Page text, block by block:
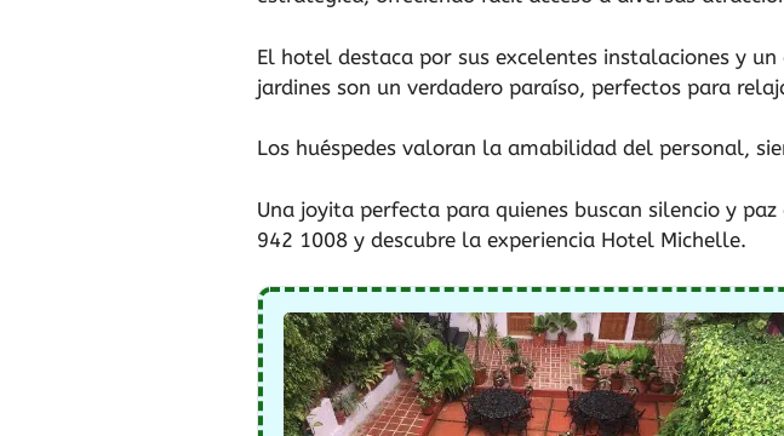
El hotel destaca por sus excelentes instalaciones y
jardines son un verdadero paraíso, perfectos para
Los huéspedes valoran la amabilidad del personal,
Una joyita perfecta para quienes buscan silencio y
942 1008 y descubre la experiencia Hotel Michelle.